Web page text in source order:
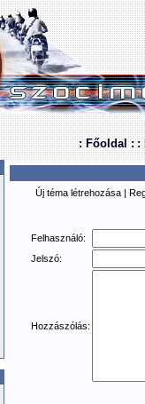
: Főoldal : :
Új téma létrehozása |
Felhasználó:
Jelszó:
Hozzászólás: